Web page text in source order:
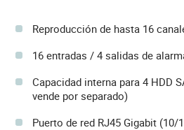
Reproducción de hasta 16
16 entradas / 4 salidas de
Capacidad interna para 4 HDD
vende por separado)
Puerto de red RJ45 Gigabit (10/